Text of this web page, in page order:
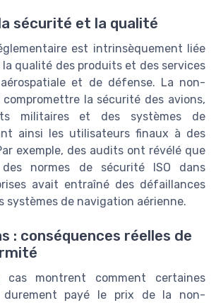
sécurité et la qualité
est intrinsèquement liée
qualité des produits et des services
et de défense. La non-
la sécurité des avions,
militaires et des systèmes de
ainsi les utilisateurs finaux à des
exemple, des audits ont révélé que
normes de sécurité ISO dans
avait entraîné des défaillances
systèmes de navigation aérienne.
: conséquences réelles de
cas montrent comment certaines
durement payé le prix de la non-